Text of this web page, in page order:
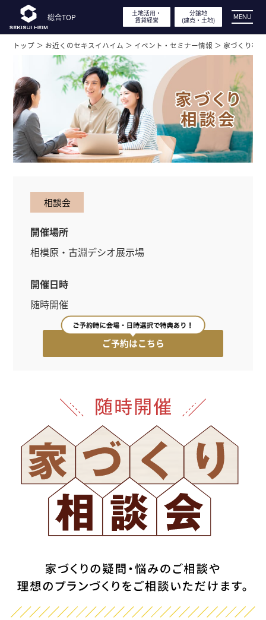
MENU
総合TOP
土地活用・
賃貸経営
分譲地
(建売・ 土地)
総合TOP
土地活用・
賃貸経営
分譲地
(建売・ 土地)
分譲地見学
実例・間取り・ デザイン
特長・性能
イベント・キャンペーン
土地活用・賃貸経営
お問い合わせ
トップ ＞ お近くのセキスイハイム ＞ イベント・セミナー情報 ＞ 家づくり相
相談会
開催場所
相模原・古淵デシオ展示場
開催日時
随時開催
ご予約はこちら